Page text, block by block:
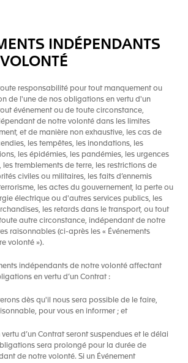
INDÉPENDANTS
toute responsabilité pour tout manquement ou
de l'une de nos obligations en vertu d'un
événement ou de toute circonstance,
de notre volonté dans les limites
et de manière non exhaustive, les cas de
les tempêtes, les inondations, les
les épidémies, les pandémies, les urgences
tremblements de terre, les restrictions de
civiles ou militaires, les faits d’ennemis
les actes du gouvernement, la perte ou
électrique ou d'autres services publics, les
les retards dans le transport, ou tout
autre circonstance, indépendant de notre
raisonnables (ci-après les « Événements
volonté »).
indépendants de notre volonté affectant
en vertu d’un Contrat :
dès qu'il nous sera possible de le faire,
pour vous en informer ; et
d’un Contrat seront suspendues et le délai
sera prolongé pour la durée de
de notre volonté. Si un Événement